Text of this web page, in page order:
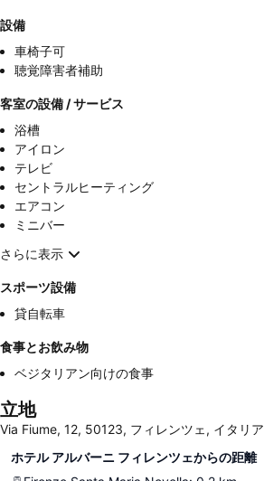
設備
車椅子可
聴覚障害者補助
客室の設備 / サービス
浴槽
アイロン
テレビ
セントラルヒーティング
エアコン
ミニバー
さらに表示
スポーツ設備
貸自転車
食事とお飲み物
ベジタリアン向けの食事
立地
Via Fiume, 12, 50123, フィレンツェ, イタリア
ホテル アルバーニ フィレンツェからの距離